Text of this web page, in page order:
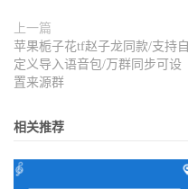
上一篇
苹果栀子花tf赵子龙同款/支持自
定义导入语音包/万群同步可设
置来源群
相关推荐